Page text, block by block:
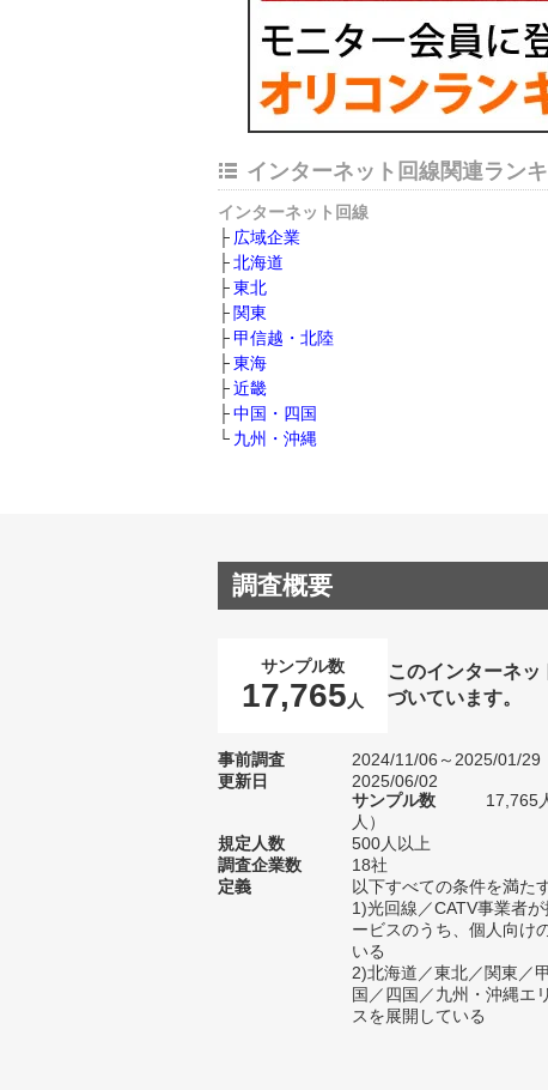
インターネット回線関連ラン
インターネット回線
広域企業
北海道
東北
関東
甲信越・北陸
東海
近畿
中国・四国
九州・沖縄
調査概要
サンプル数
17,765 人
このインターネ
づいています。
事前調査
2024/11/06～2025/01/29
更新日
2025/06/02
サンプル数
17,765
人）
規定人数
500人以上
調査企業数
18社
定義
以下すべての条件を満た
1)光回線／CATV事業者
ービスのうち、個人向け
いる
2)北海道／東北／関東／
国／四国／九州・沖縄エ
スを展開している